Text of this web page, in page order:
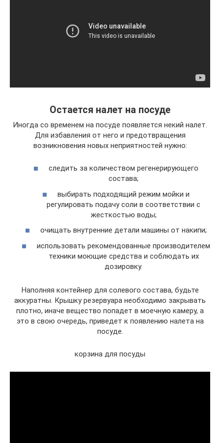
Остается налет на посуде
Иногда со временем на посуде появляется некий налет.
Для избавления от него и предотвращения
возникновения новых неприятностей нужно:
следить за количеством регенерирующего
состава;
выбирать подходящий режим мойки и
регулировать подачу соли в соответствии с
жесткостью воды;
очищать внутренние детали машины от накипи;
использовать рекомендованные производителем
техники моющие средства и соблюдать их
дозировку.
Наполняя контейнер для солевого состава, будьте
аккуратны. Крышку резервуара необходимо закрывать
плотно, иначе вещество попадет в моечную камеру, а
это в свою очередь, приведет к появлению налета на
посуде.
корзина для посуды